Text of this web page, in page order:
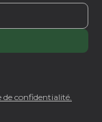
de confidentialité.